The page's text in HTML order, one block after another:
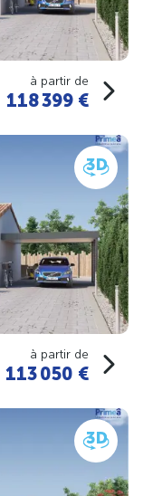
à partir de
118 399 €
à partir de
113 050 €